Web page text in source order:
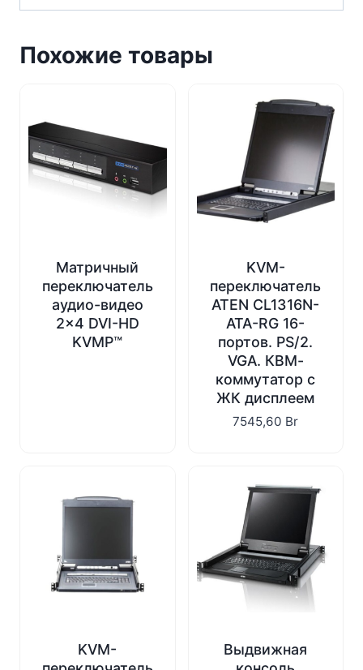
Похожие товары
Матричный
переключатель
аудио-видео
2×4 DVI-HD
KVMP™
KVM-
переключатель
ATEN CL1316N-
ATA-RG 16-
портов. PS/2.
VGA. КВМ-
коммутатор с
ЖК дисплеем
7545,60 Br
KVM-
Выдвижная